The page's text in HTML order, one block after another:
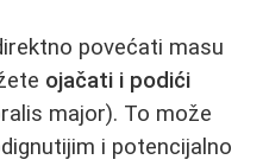
povećati masu
ojačati i podići
major). To može
i potencijalno